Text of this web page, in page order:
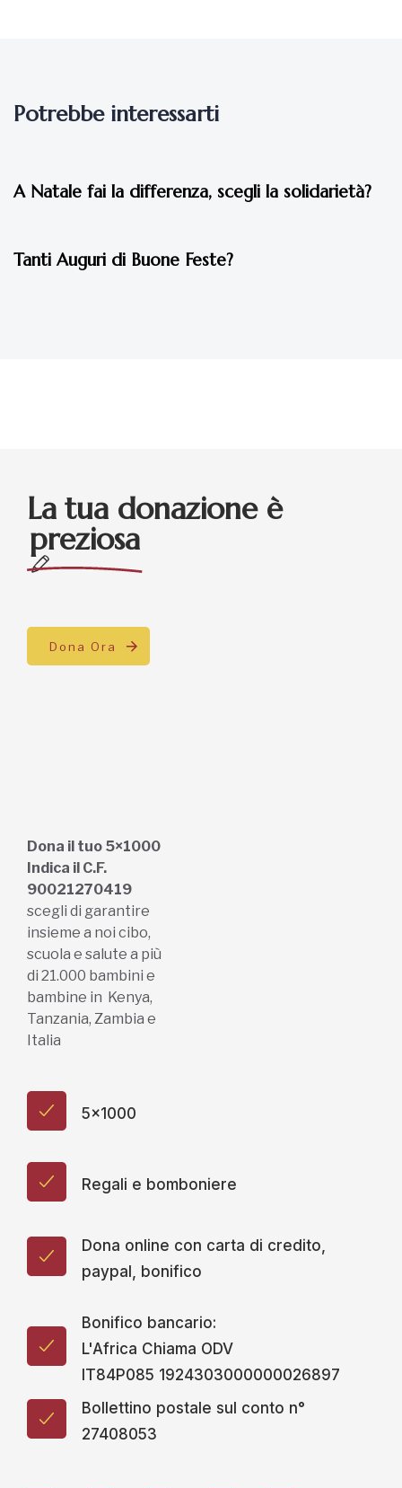
Potrebbe interessarti
A Natale fai la differenza, scegli la solidarietà?
Tanti Auguri di Buone Feste?
La tua donazione è
preziosa
Dona Ora
Dona il tuo 5×1000
Indica il C.F.
90021270419
scegli di garantire
insieme a noi cibo,
scuola e salute a più
di 21.000 bambini e
bambine in Kenya,
Tanzania, Zambia e
Italia
5x1000
Regali e bomboniere
Dona online con carta di credito,
paypal, bonifico
Bonifico bancario:
L'Africa Chiama ODV
IT84P085 1924303000000026897
Bollettino postale sul conto n°
27408053